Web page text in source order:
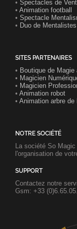
• Spectacles de
• Animation football
• Spectacle
• Duo de Mentalistes
SITES PARTENAIRES
• Boutique de Magie
• Magicien
• Magicien
• Animation robot
• Animation arbre de
NOTRE SOCIÉTÉ
La société So
l'organisation de
SUPPORT
Contactez notre
Gsm: +33